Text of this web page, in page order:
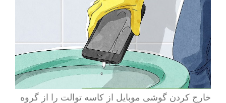
خارج کردن گوشی موبایل از کاسه توالت را از گروه